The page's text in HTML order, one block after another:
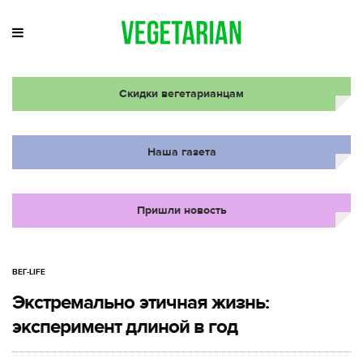
Скидки вегетарианцам
Наша газета
Пришли новость
ВЕГ-LIFE
Экстремально этичная жизнь:
эксперимент длиной в год